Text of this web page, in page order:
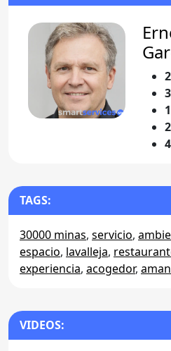
TAGS:
30000 minas, servicio,
espacio, lavalleja,
experiencia, acogedor,
VIDEOS: